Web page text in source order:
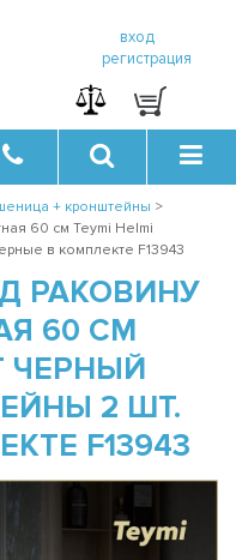
вход
регистрация
+ кронштейны >
60 см Teymi Helmi
в комплекте F13943
РАКОВИНУ
60 СМ
ЧЕРНЫЙ
2 ШТ.
F13943